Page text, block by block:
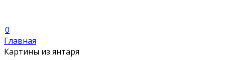
0
Главная
Картины из янтаря